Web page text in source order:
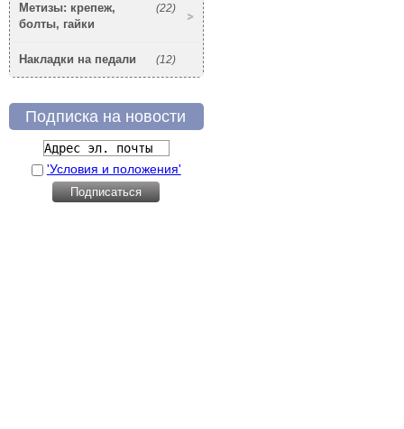
(22)
Метизы: крепеж,
болты, гайки
(12)
Накладки на педали
Подписка на новости
'Условия и положения'